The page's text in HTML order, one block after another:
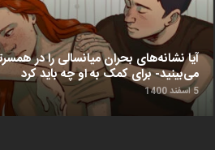
آیا نشانه‌های بحران میانسالی را در
می‌بینید- برای کمک به او چه باید کرد
5 اسفند 1400